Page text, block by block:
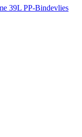
39L PP-Bindevlies